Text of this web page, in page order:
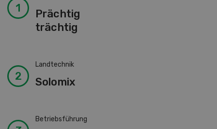
Prächtig
trächtig
Landtechnik
Solomix
Betriebsführung